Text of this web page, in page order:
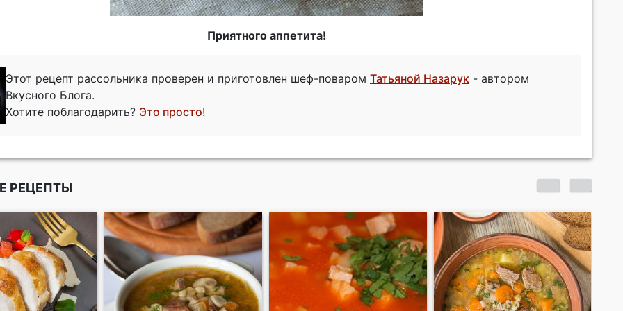
Приятного аппетита!
Этот рецепт рассольника проверен и приготовлен шеф-поваром Татьяной Назарук - автором
Вкусного Блога.
Хотите поблагодарить? Это просто!
РЕЦЕПТЫ
Густой суп из свиной
грудинки